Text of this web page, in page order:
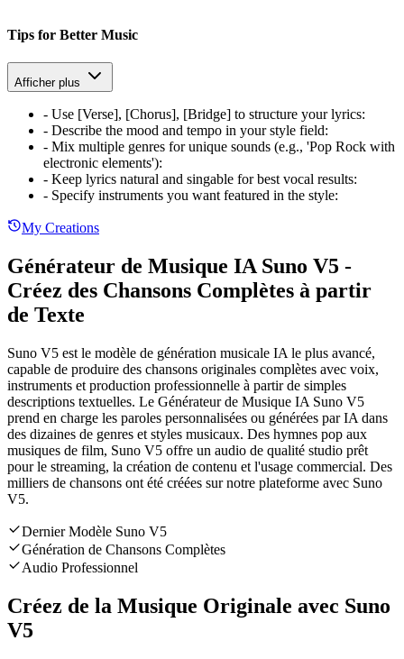
Tips for Better Music
Afficher plus
- Use [Verse], [Chorus], [Bridge] to structure your lyrics:
- Describe the mood and tempo in your style field:
- Mix multiple genres for unique sounds (e.g., 'Pop Rock with
electronic elements'):
- Keep lyrics natural and singable for best vocal results:
- Specify instruments you want featured in the style:
My Creations
Générateur de Musique IA Suno V5 -
Créez des Chansons Complètes à partir
de Texte
Suno V5 est le modèle de génération musicale IA le plus avancé,
capable de produire des chansons originales complètes avec voix,
instruments et production professionnelle à partir de simples
descriptions textuelles. Le Générateur de Musique IA Suno V5
prend en charge les paroles personnalisées ou générées par IA dans
des dizaines de genres et styles musicaux. Des hymnes pop aux
musiques de film, Suno V5 offre un audio de qualité studio prêt
pour le streaming, la création de contenu et l'usage commercial. Des
milliers de chansons ont été créées sur notre plateforme avec Suno
V5.
Dernier Modèle Suno V5
Génération de Chansons Complètes
Audio Professionnel
Créez de la Musique Originale avec Suno
V5